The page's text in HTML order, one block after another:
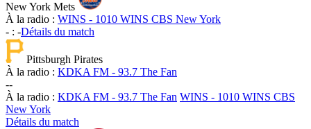
New York Mets
À la radio : WINS - 1010 WINS CBS New York
- : -Détails du match
Pittsburgh Pirates
À la radio : KDKA FM - 93.7 The Fan
--
À la radio : KDKA FM - 93.7 The Fan WINS - 1010 WINS CBS
New York
Détails du match